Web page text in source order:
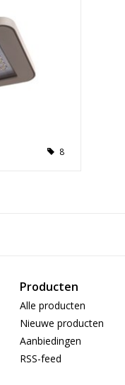
8
Producten
Alle producten
Nieuwe producten
Aanbiedingen
RSS-feed